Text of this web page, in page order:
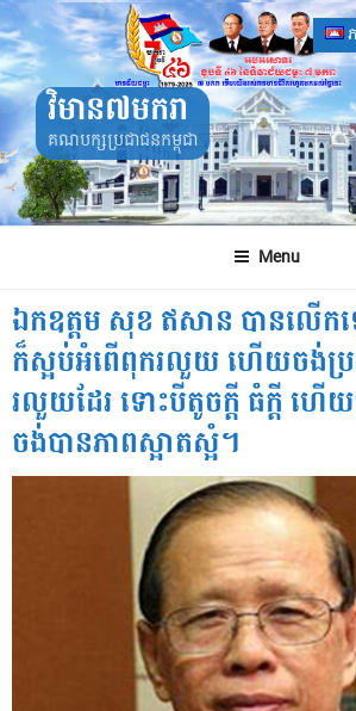
Skip
to
content
វិមាន៧មករា
គណបក្សប្រជាជនកម្ពុជា
Menu
ឯកឧត្តម សុខ ឥសាន បានលើក
ក៏ស្អប់អំពើពុករលួយ ហើយចង់ប្រ
រលួយដែរ ទោះបីតូចក្តី ធំក្តី ហើ
ចង់បានភាពស្អាតស្អំ។